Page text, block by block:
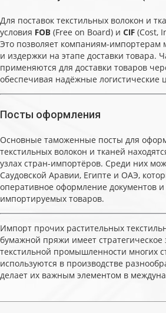
Для поставок текстильных волокон и
условия FOB (Free on Board) и CIF (Cost,
Это позволяет компаниям-импортерам
и издержки на этапе доставки товара.
применяются для доставки товаров
обеспечивая надёжные логистические
Посты оформления
Основные таможенные посты для
текстильных волокон и тканей
узлах стран-импортёров. Среди них
Саудовской Аравии, Египте и ОАЭ,
оперативное оформление документов и
импортируемых товаров.
Импорт прочих растительных
бумажной пряжи имеет стратегическое
текстильной промышленности многих
используются в производстве
делает их важным элементом в